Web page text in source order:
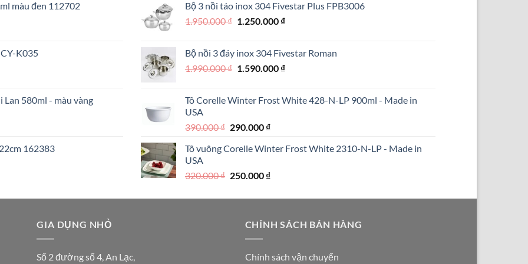
màu đen 112702
K035
Lan 580ml - màu vàng
162383
890.000 ₫.là:
690.000 ₫.
Bộ 3 nồi táo inox 304 Fivestar Plus FPB3006
1.950.000₫ Giá
1.950.000 ₫.
1.250.000 ₫Giá
là:
1.250.000 ₫.
Bộ nồi 3 đáy inox 304 Fivestar Roman
1.990.000₫ Giá
1.990.000 ₫.
1.590.000 ₫Giá
là:
Tô Corelle Winter Frost White 428-N-LP 900ml - Made in
USA
390.000₫ Giá
là:
290.000 ₫Giá
tại
290.000 ₫.
Tô vuông Corelle Winter Frost White 2310-N-LP - Made in
USA
320.000₫ Giá
là:
250.000 ₫Giá
tại
250.000 ₫.
GIA DỤNG NHỎ
Số 2 đường số 4, An Lạc,
CHÍNH SÁCH BÁN HÀNG
Chính sách vận chuyển